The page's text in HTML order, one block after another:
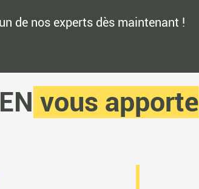
de nos experts dès maintenant !
vous apporte